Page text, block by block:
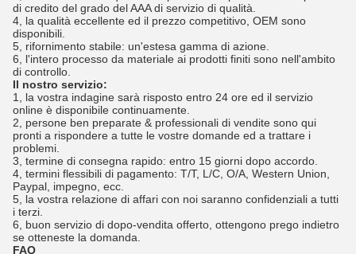
di credito del grado del AAA di servizio di qualità.
4, la qualità eccellente ed il prezzo competitivo, OEM sono
disponibili.
5, rifornimento stabile: un'estesa gamma di azione.
6, l'intero processo da materiale ai prodotti finiti sono nell'ambito
di controllo.
Il nostro servizio:
1, la vostra indagine sarà risposto entro 24 ore ed il servizio
online è disponibile continuamente.
2, persone ben preparate & professionali di vendite sono qui
pronti a rispondere a tutte le vostre domande ed a trattare i
problemi.
3, termine di consegna rapido: entro 15 giorni dopo accordo.
4, termini flessibili di pagamento: T/T, L/C, O/A, Western Union,
Paypal, impegno, ecc.
5, la vostra relazione di affari con noi saranno confidenziali a tutti
i terzi.
6, buon servizio di dopo-vendita offerto, ottengono prego indietro
se otteneste la domanda.
FAQ